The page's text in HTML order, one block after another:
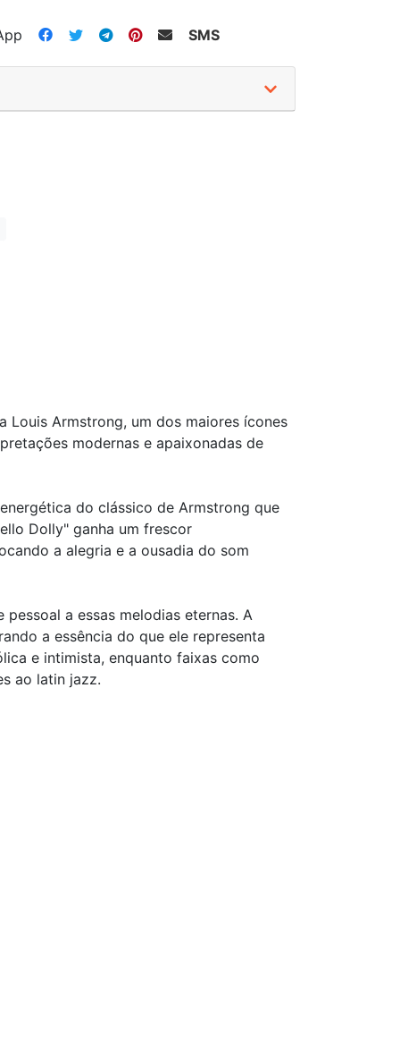
SMS
Louis Armstrong, um dos maiores ícones
modernas e apaixonadas de
do clássico de Armstrong que
Dolly" ganha um frescor
a alegria e a ousadia do som
a essas melodias eternas. A
a essência do que ele representa
e intimista, enquanto faixas como
ao latin jazz.